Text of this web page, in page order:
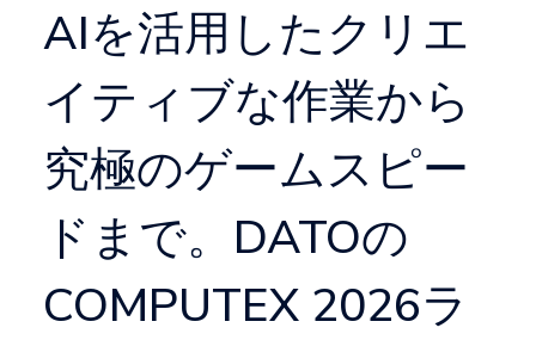
AIを活用したクリエ
イティブな作業から
究極のゲームスピー
ドまで。DATOの
COMPUTEX 2026ラ